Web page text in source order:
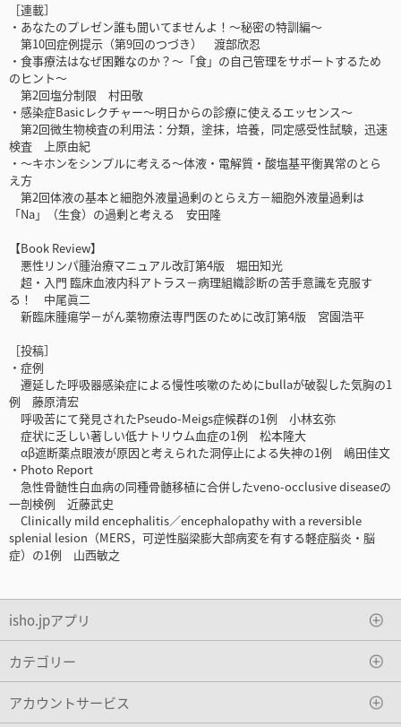
［連載］
・あなたのプレゼン誰も聞いてませんよ！～秘密の特訓編～
第10回症例提示（第9回のつづき） 渡部欣忍
・食事療法はなぜ困難なのか？～「食」の自己管理をサポートするため
のヒント～
第2回塩分制限 村田敬
・感染症Basicレクチャー～明日からの診療に使えるエッセンス～
第2回微生物検査の利用法：分類，塗抹，培養，同定感受性試験，迅速
検査 上原由紀
・～キホンをシンプルに考える～体液・電解質・酸塩基平衡異常のとら
え方
第2回体液の基本と細胞外液量過剰のとらえ方－細胞外液量過剰は
「Na」（生食）の過剰と考える 安田隆
【Book Review】
悪性リンパ腫治療マニュアル改訂第4版 堀田知光
超・入門 臨床血液内科アトラス－病理組織診断の苦手意識を克服す
る！ 中尾眞二
新臨床腫瘍学－がん薬物療法専門医のために改訂第4版 宮園浩平
［投稿］
・症例
遷延した呼吸器感染症による慢性咳嗽のためにbullaが破裂した気胸の1
例 藤原清宏
呼吸苦にて発見されたPseudo-Meigs症候群の1例 小林玄弥
症状に乏しい著しい低ナトリウム血症の1例 松本隆大
αβ遮断薬点眼液が原因と考えられた洞停止による失神の1例 嶋田佳文
・Photo Report
急性骨髄性白血病の同種骨髄移植に合併したveno-occlusive diseaseの
一剖検例 近藤武史
Clinically mild encephalitis／encephalopathy with a reversible
splenial lesion（MERS，可逆性脳梁膨大部病変を有する軽症脳炎・脳
症）の1例 山西敏之
isho.jpアプリ
カテゴリー
アカウントサービス